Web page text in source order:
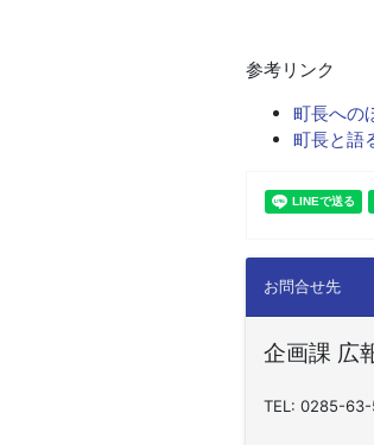
参考リンク
町長への
町長と語
お問合せ先
企画課 広
TEL: 0285-63-